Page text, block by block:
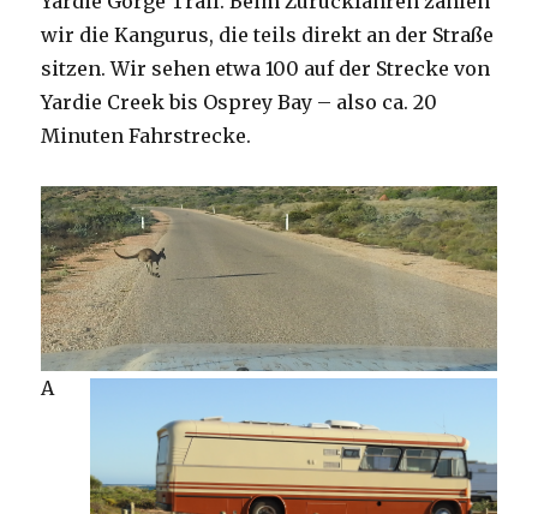
wir die Kangurus, die teils direkt an der Straße
sitzen. Wir sehen etwa 100 auf der Strecke von
Yardie Creek bis Osprey Bay – also ca. 20
Minuten Fahrstrecke.
A